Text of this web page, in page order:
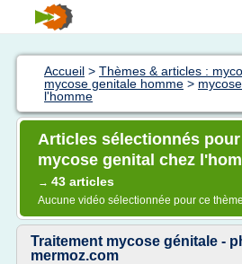
Accueil > Thèmes & articles :
mycose genitale homme >
l'homme
Articles sélectionnés
mycose genital chez
→ 43 articles
Aucune vidéo sélectionnée pour ce thème
Traitement mycose génitale -
mermoz.com